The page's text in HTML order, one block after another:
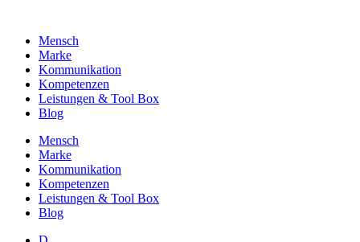
wechselnMensch
Marke
Kommunikation
Kompetenzen
Leistungen & Tool Box
Blog
Mensch
Marke
Kommunikation
Kompetenzen
Leistungen & Tool Box
Blog